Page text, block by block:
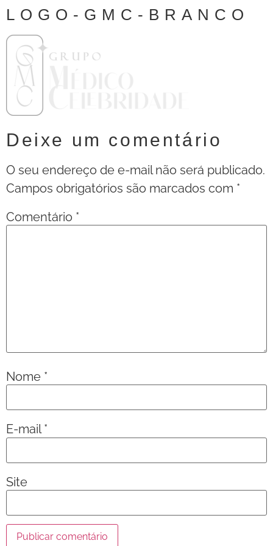
LOGO-GMC-BRANCO
Deixe um comentário
O seu endereço de e-mail não será publicado.
Campos obrigatórios são marcados com *
Comentário *
Nome *
E-mail*
Site